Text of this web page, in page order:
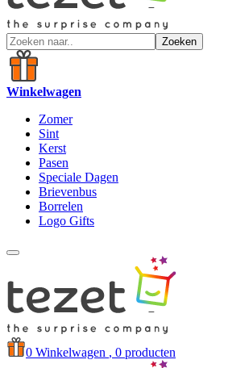
Zoeken
Winkelwagen
Zomer
Sint
Kerst
Pasen
Speciale Dagen
Brievenbus
Borrelen
Logo Gifts
0 Winkelwagen , 0 producten